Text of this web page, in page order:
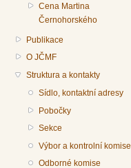
Cena Martina
Černohorského
Publikace
O JČMF
Struktura a kontakty
Sídlo, kontaktní adresy
Pobočky
Sekce
Výbor a kontrolní komise
Odborné komise